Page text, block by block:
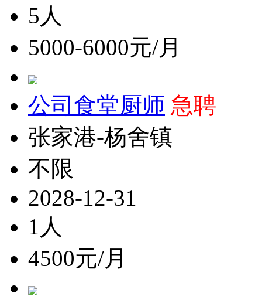
5人
5000-6000元/月
公司食堂厨师 急聘
张家港-杨舍镇
不限
2028-12-31
1人
4500元/月